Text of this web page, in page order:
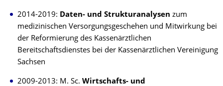
2014-2019: Daten- und Strukturanalysen zum
medizinischen Versorgungsgeschehen und Mitwirkung bei
der Reformierung des Kassenärztlichen
Bereitschaftsdienstes bei der Kassenärztlichen Vereinigung
Sachsen
2009-2013: M. Sc. Wirtschafts- und